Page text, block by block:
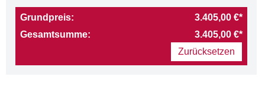
Grundpreis:
3.405,00 €*
Gesamtsumme:
3.405,00 €*
Zurücksetzen